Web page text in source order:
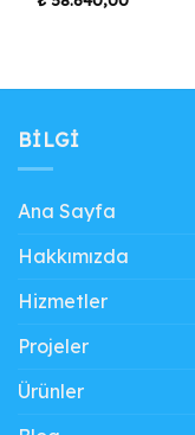
BILGI
Ana Sayfa
Hakkımızda
Hizmetler
Projeler
Ürünler